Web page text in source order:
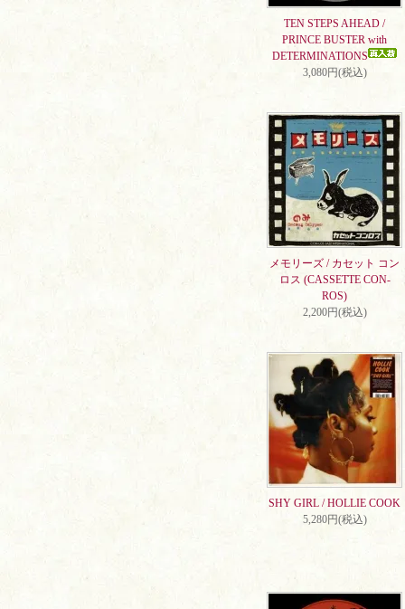
TEN STEPS AHEAD /
PRINCE BUSTER with
DETERMINATIONS
3,080円(税込)
メモリーズ / カセット コン
ロス (CASSETTE CON-
ROS)
2,200円(税込)
SHY GIRL / HOLLIE COOK
5,280円(税込)